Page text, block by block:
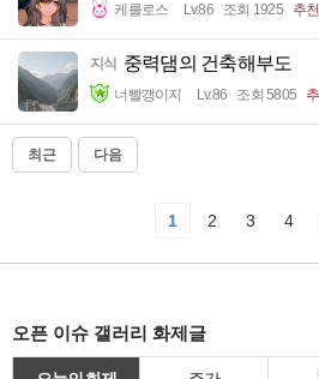
케를로스 Lv.86 조회 1925 추
지식 중력댐의 건축해부도
너빨갱이지 Lv.86 조회 5805
최근 다음
1 2 3 4
오픈 이슈 갤러리 화제글